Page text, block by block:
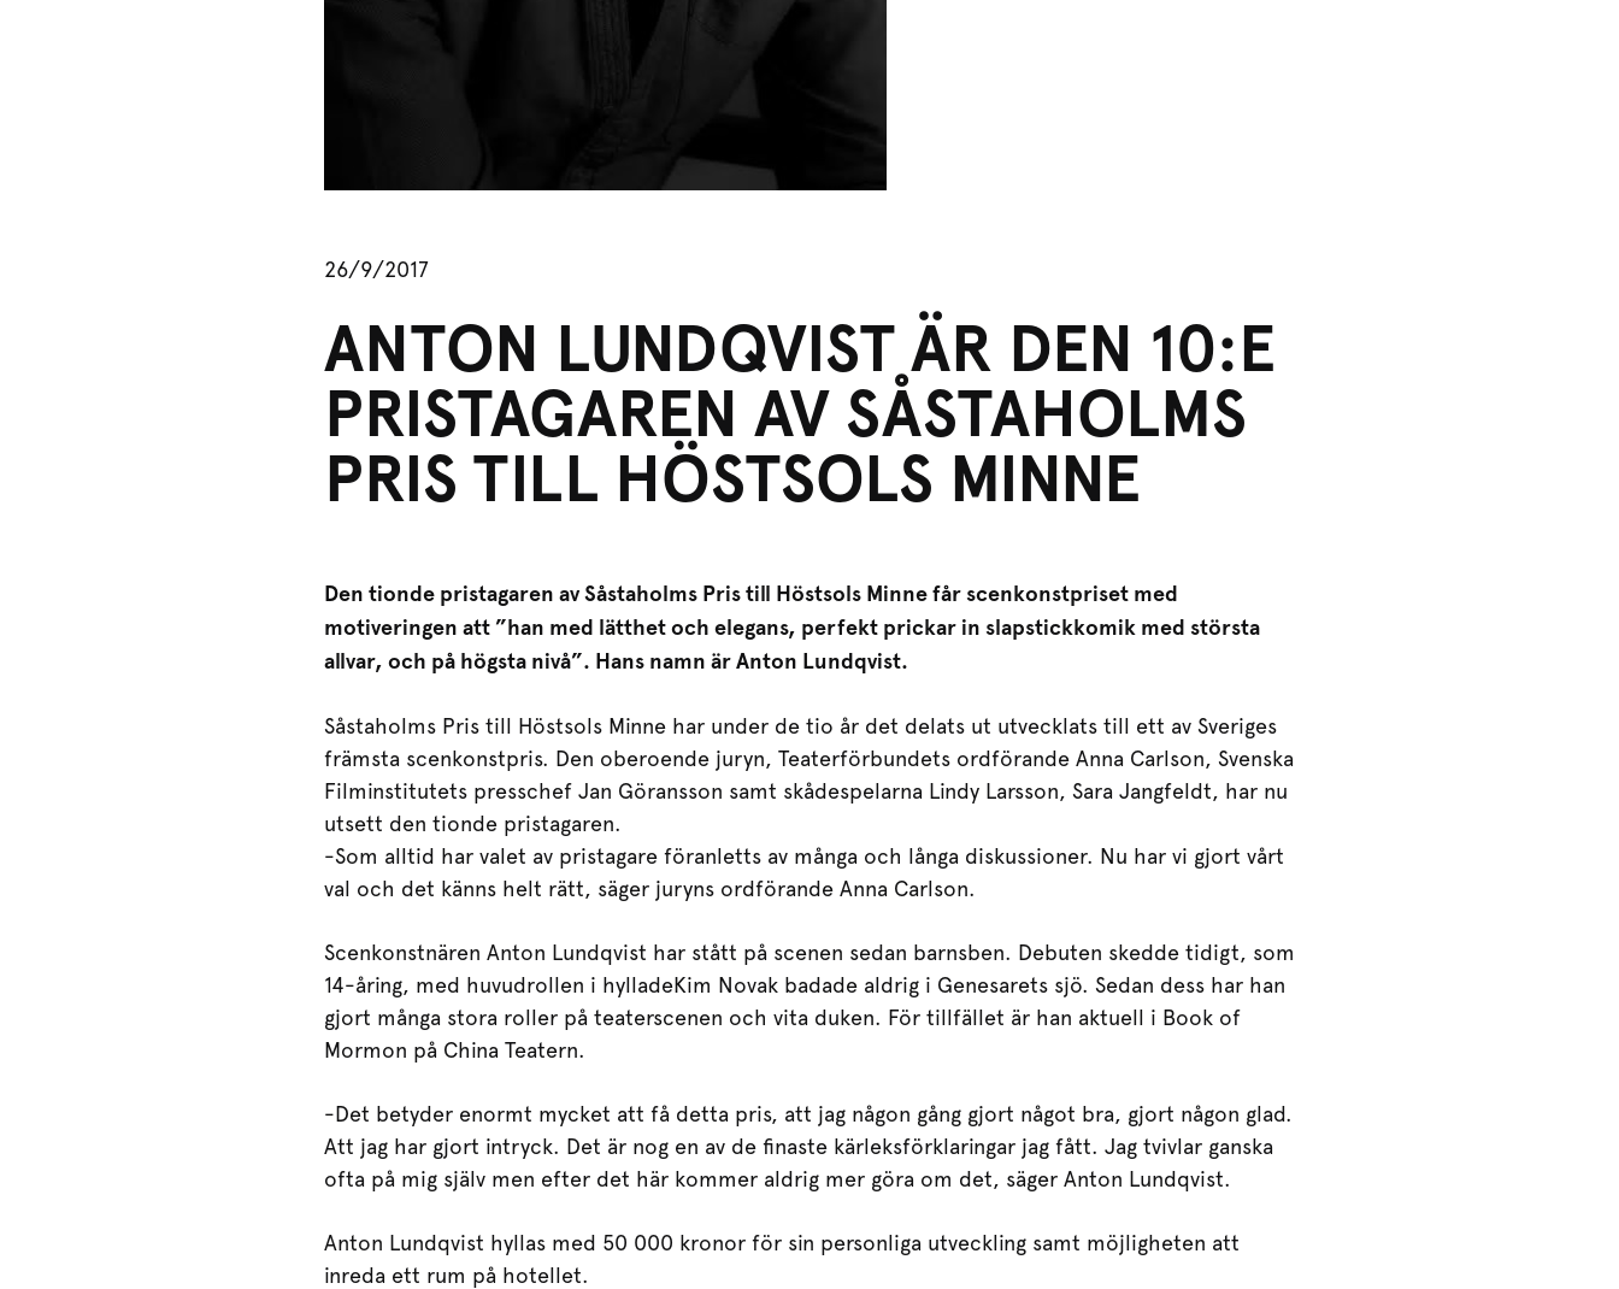
26/9/2017
ANTON LUNDQVIST ÄR DEN 10:E
PRISTAGAREN AV SÅSTAHOLMS
PRIS TILL HÖSTSOLS MINNE
Den tionde pristagaren av Såstaholms Pris till Höstsols Minne får scenkonstpriset med
motiveringen att ”han med lätthet och elegans, perfekt prickar in slapstickkomik med största
allvar, och på högsta nivå”. Hans namn är Anton Lundqvist.
Såstaholms Pris till Höstsols Minne har under de tio år det delats ut utvecklats till ett av Sveriges
främsta scenkonstpris. Den oberoende juryn, Teaterförbundets ordförande Anna Carlson, Svenska
Filminstitutets presschef Jan Göransson samt skådespelarna Lindy Larsson, Sara Jangfeldt, har nu
utsett den tionde pristagaren.
-Som alltid har valet av pristagare föranletts av många och långa diskussioner. Nu har vi gjort vårt
val och det känns helt rätt, säger juryns ordförande Anna Carlson.
Scenkonstnären Anton Lundqvist har stått på scenen sedan barnsben. Debuten skedde tidigt, som
14-åring, med huvudrollen i hylladeKim Novak badade aldrig i Genesarets sjö. Sedan dess har han
gjort många stora roller på teaterscenen och vita duken. För tillfället är han aktuell i Book of
Mormon på China Teatern.
-Det betyder enormt mycket att få detta pris, att jag någon gång gjort något bra, gjort någon glad.
Att jag har gjort intryck. Det är nog en av de finaste kärleksförklaringar jag fått. Jag tvivlar ganska
ofta på mig själv men efter det här kommer aldrig mer göra om det, säger Anton Lundqvist.
Anton Lundqvist hyllas med 50 000 kronor för sin personliga utveckling samt möjligheten att
inreda ett rum på hotellet.